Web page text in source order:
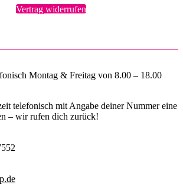
Vertrag widerrufen
Montag & Freitag von 8.00 – 18.00
telefonisch mit Angabe deiner Nummer eine
– wir rufen dich zurück!